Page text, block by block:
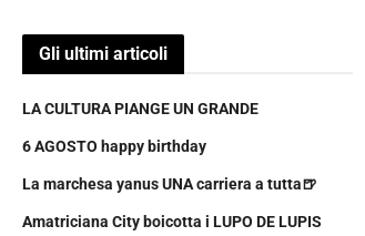
Gli ultimi articoli
LA CULTURA PIANGE UN GRANDE
6 AGOSTO happy birthday
La marchesa yanus UNA carriera a tutta🍺
Amatriciana City boicotta i LUPO DE LUPIS